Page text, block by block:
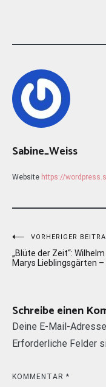
Sabine_Weiss
Website https://
VORHERIGER
„Blüte der Zeit“: Wilhelm
Marys Lieblingsgärten –
Schreibe einen
Deine E-Mail-
Erforderliche Felder
KOMMENTAR *